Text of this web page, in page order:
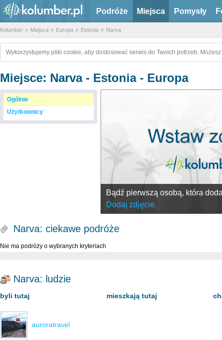
Podróże Miejsca Pomysły
Kolumber Miejsca Europa Estonia Narva
Wykorzystujemy pliki cookie, aby dostosować serwis do Twoich potrzeb.
Miejsce: Narva - Estonia - Europa
Ogólnie
Użytkownicy
Bądź pierwszą osobą, która
Dodaj zdjęcie.
Narva: ciekawe podróże
Nie ma podróży o wybranych kryteriach
Narva: ludzie
byli tutaj
auroratravel
mieszkają tutaj